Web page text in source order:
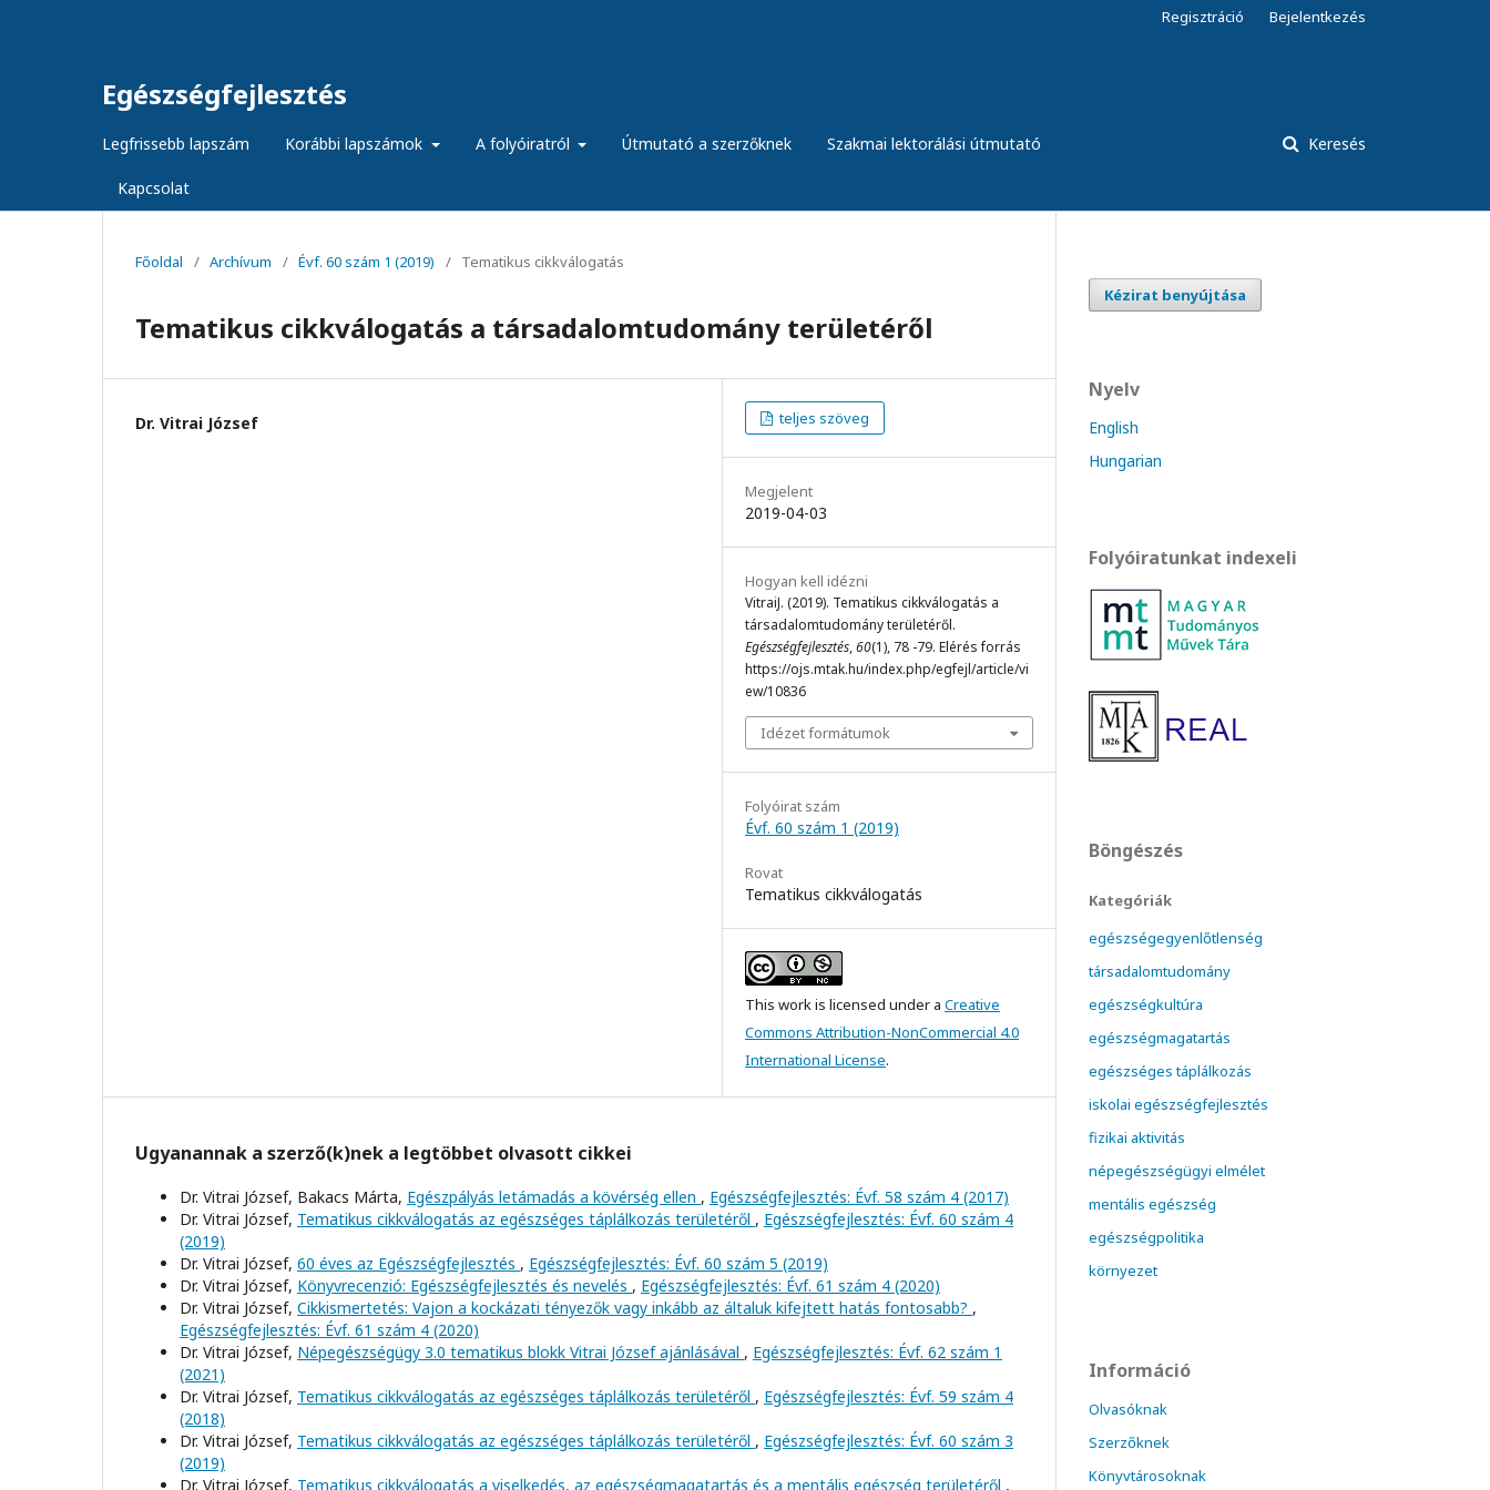
Egészségfejlesztés
Legfrissebb lapszám Korábbi lapszámok A folyóiratról Útmutató a szerzőknek Szakmai lektorálási útmutató
Kapcsolat
Keresés
Regisztráció Bejelentkezés
Főoldal / Archívum / Évf. 60 szám 1 (2019) / Tematikus cikkválogatás
Tematikus cikkválogatás a társadalomtudomány területéről
Dr. Vitrai József teljes szöveg
Megjelent
2019-04-03
Hogyan kell idézni
VitraiJ. (2019). Tematikus cikkválogatás a
társadalomtudomány területéről.
Egészségfejlesztés,60(1), 78 -79. Elérés forrás
https://ojs.mtak.hu/index.php/egfejl/article/vi
ew/10836
Idézet formátumok
Folyóirat szám
Évf. 60 szám 1 (2019)
Rovat
Tematikus cikkválogatás
This work is licensed under a Creative
Commons Attribution-NonCommercial 4.0
International License.
Ugyanannak a szerző(k)nek a legtöbbet olvasott cikkei
Dr. Vitrai József, Bakacs Márta, Egészpályás letámadás a kövérség ellen , Egészségfejlesztés: Évf. 58 szám 4 (2017)
Dr. Vitrai József, Tematikus cikkválogatás az egészséges táplálkozás területéről , Egészségfejlesztés: Évf. 60 szám 4
(2019)
Dr. Vitrai József, 60 éves az Egészségfejlesztés , Egészségfejlesztés: Évf. 60 szám 5 (2019)
Dr. Vitrai József, Könyvrecenzió: Egészségfejlesztés és nevelés , Egészségfejlesztés: Évf. 61 szám 4 (2020)
Dr. Vitrai József, Cikkismertetés: Vajon a kockázati tényezők vagy inkább az általuk kifejtett hatás fontosabb? ,
Egészségfejlesztés: Évf. 61 szám 4 (2020)
Dr. Vitrai József, Népegészségügy 3.0 tematikus blokk Vitrai József ajánlásával , Egészségfejlesztés: Évf. 62 szám 1
(2021)
Dr. Vitrai József, Tematikus cikkválogatás az egészséges táplálkozás területéről , Egészségfejlesztés: Évf. 59 szám 4
(2018)
Dr. Vitrai József, Tematikus cikkválogatás az egészséges táplálkozás területéről , Egészségfejlesztés: Évf. 60 szám 3
(2019)
Dr. Vitrai József, Tematikus cikkválogatás a viselkedés, az egészségmagatartás és a mentális egészség területéről ,
Kézirat benyújtása
Nyelv
English
Hungarian
Folyóiratunkat indexeli
Böngészés
Kategóriák
egészségegyenlőtlenség
társadalomtudomány
egészségkultúra
egészségmagatartás
egészséges táplálkozás
iskolai egészségfejlesztés
fizikai aktivitás
népegészségügyi elmélet
mentális egészség
egészségpolitika
környezet
Információ
Olvasóknak
Szerzőknek
Könyvtárosoknak